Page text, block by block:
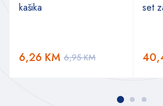
kašika
6,95KM
6,26 KM
set